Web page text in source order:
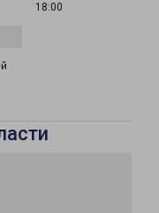
18:00